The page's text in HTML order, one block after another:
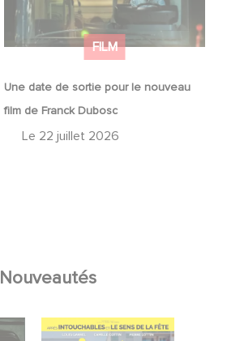
FILM
Une date de sortie pour le nouveau
film de Franck Dubosc
Le 22 juillet 2026
Nouveautés